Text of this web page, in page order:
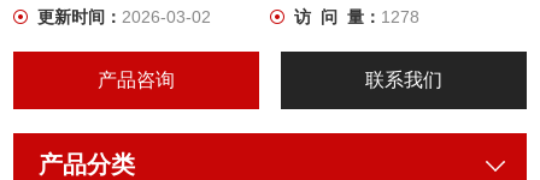
更新时间：2026-03-02 访 问 量： 1278
产品咨询 联系我们
产品分类